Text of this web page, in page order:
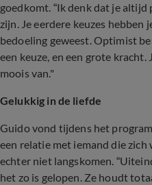
goedkomt. “Ik denk dat je altijd
zijn. Je eerdere keuzes hebben
bedoeling geweest. Optimist
een keuze, en een grote kracht.
moois van."
Gelukkig in de liefde
Guido vond tijdens het
een relatie met iemand die zich
echter niet langskomen.
het zo is gelopen. Ze houdt